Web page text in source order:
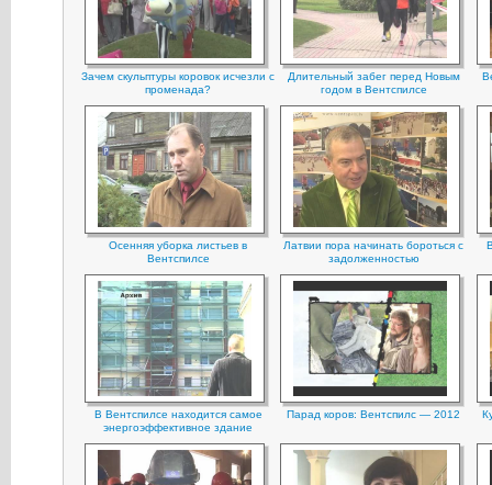
Зачем скульптуры коровок исчезли с
променада?
Длительный забег перед Новым
годом в Вентспилсе
Осенняя уборка листьев в
Вентспилсе
Латвии пора начинать бороться с
задолженностью
В Вентспилсе находится cамое
энергоэффективное здание
Парад коров: Вентспилс — 2012